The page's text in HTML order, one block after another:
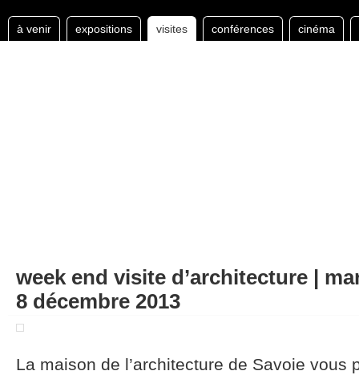
à venir expositions visites conférences cinéma
week end visite d’architecture |
8 décembre 2013
La maison de l’architecture de Savoie vous